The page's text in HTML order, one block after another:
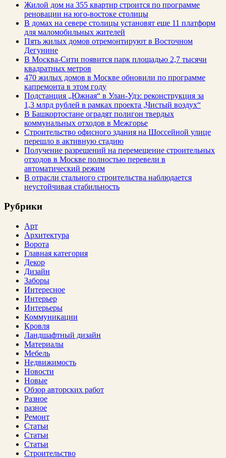
Жилой дом на 355 квартир строится по программе
реновации на юго-востоке столицы
В домах на севере столицы установят еще 11 платформ
для маломобильных жителей
Пять жилых домов отремонтируют в Восточном
Дегунине
В Москва-Сити появится парк площадью 2,7 тысячи
квадратных метров
470 жилых домов в Москве обновили по программе
капремонта в этом году
Подстанция „Южная“ в Улан‑Удэ: реконструкция за
1,3 млрд рублей в рамках проекта „Чистый воздух“
В Башкортостане оградят полигон твердых
коммунальных отходов в Межгорье
Строительство офисного здания на Шоссейной улице
перешло в активную стадию
Получение разрешений на перемещение строительных
отходов в Москве полностью перевели в
автоматический режим
В отрасли стального строительства наблюдается
неустойчивая стабильность
Рубрики
Арт
Архитектура
Ворота
Главная категория
Декор
Дизайн
Заборы
Интересное
Интерьер
Интерьеры
Коммуникации
Кровля
Ландшафтный дизайн
Материалы
Мебель
Недвижимость
Новости
Новые
Обзор авторских работ
Разное
разное
Ремонт
Статьи
Статьи
Статьи
Строительство